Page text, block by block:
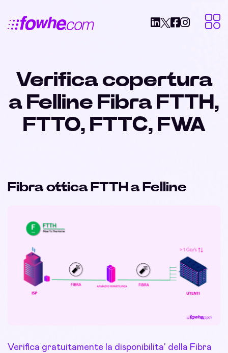
Verifica copertura
a Felline Fibra FTTH,
FTTO, FTTC, FWA
Fibra ottica FTTH a Felline
Verifica gratuitamente la disponibilita' della Fibra